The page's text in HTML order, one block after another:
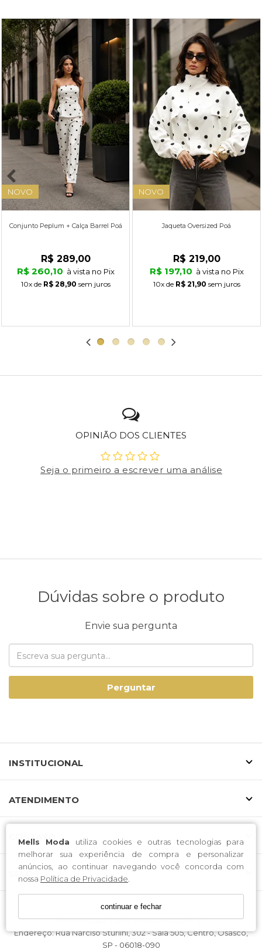
Mells Moda utiliza cookies e outras tecnologias para
melhorar sua experiência de compra e personalizar
anúncios, ao continuar navegando você concorda com
nossa Política de Privacidade
continuar e fechar
NOVO
Conjunto Peplum + Calça Barrel Poá
R$ 289,00
R$ 260,10 à vista no Pix
10xde R$ 28,90 sem juros
NOVO
Jaqueta Oversized Poá
R$ 219,00
R$ 197,10 à vista no Pix
10xde R$ 21,90 sem juros
OPINIÃO DOS CLIENTES
Seja o primeiro a escrever uma análise
Dúvidas sobre o produto
Envie sua pergunta
Perguntar
INSTITUCIONAL
ATENDIMENTO
CONTATO
Mells Moda / CNPJ: 09.484.194/0001-12
Endereço: Rua Narciso Sturlini, 302 - Sala 505, Centro, Osasco,
SP - 06018-090